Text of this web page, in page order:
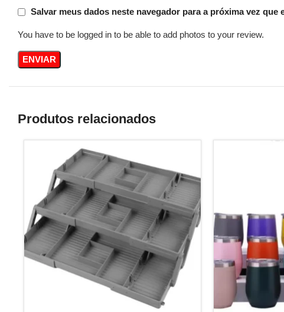
Salvar meus dados neste navegador para a próxima vez que
You have to be logged in to be able to add photos to your review.
Produtos relacionados